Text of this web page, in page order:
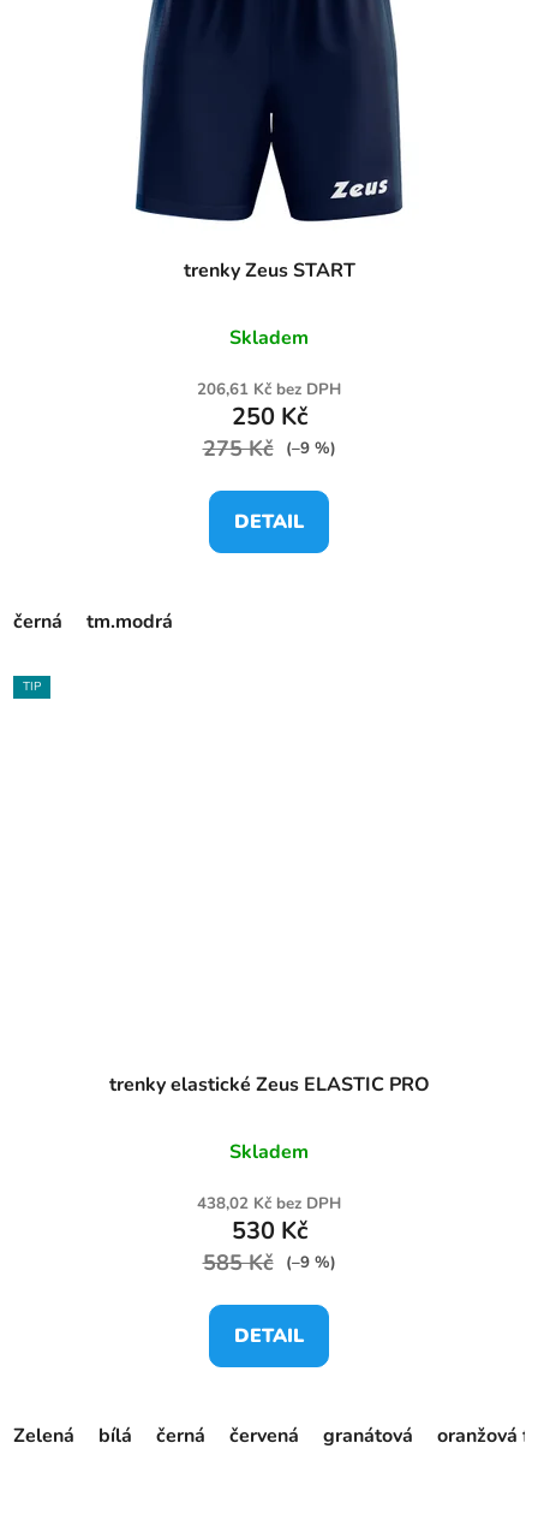
trenky Zeus START
Skladem
206,61 Kč bez DPH
250 Kč
275 Kč (–9 %)
DETAIL
černá tm.modrá
TIP
trenky elastické Zeus ELASTIC PRO
Skladem
438,02 Kč bez DPH
530 Kč
585 Kč (–9 %)
DETAIL
Zelená bílá černá červená granátová oranžová